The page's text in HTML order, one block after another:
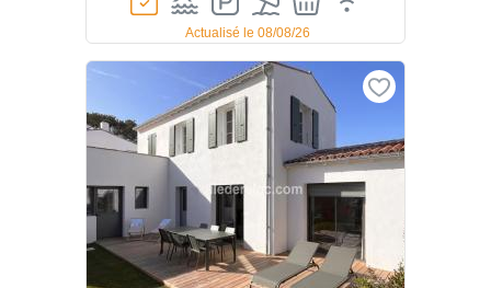
Actualisé le 08/08/26